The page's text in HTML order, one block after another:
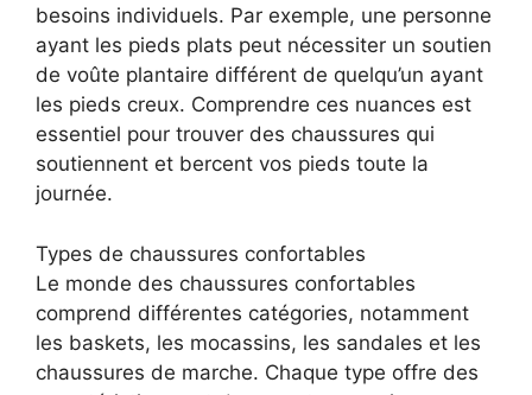
besoins individuels. Par exemple, une personne
ayant les pieds plats peut nécessiter un soutien
de voûte plantaire différent de quelqu’un ayant
les pieds creux. Comprendre ces nuances est
essentiel pour trouver des chaussures qui
soutiennent et bercent vos pieds toute la
journée.
Types de chaussures confortables
Le monde des chaussures confortables
comprend différentes catégories, notamment
les baskets, les mocassins, les sandales et les
chaussures de marche. Chaque type offre des